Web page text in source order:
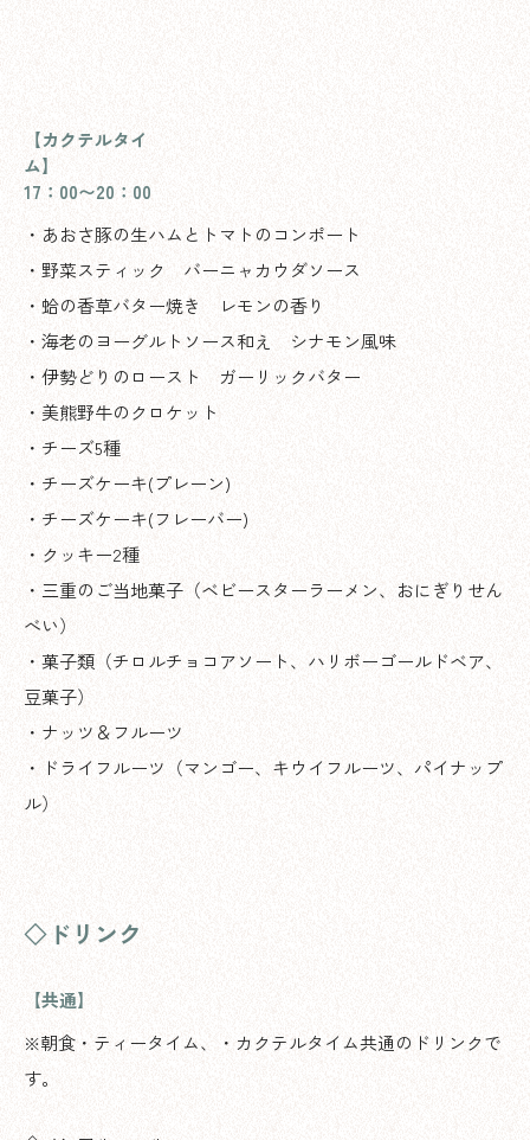
【カクテルタイ
ム】
17：00〜20：00
・あおさ豚の生ハムとトマトのコンポート
・野菜スティック バーニャカウダソース
・蛤の香草バター焼き レモンの香り
・海老のヨーグルトソース和え シナモン風味
・伊勢どりのロースト ガーリックバター
・美熊野牛のクロケット
・チーズ5種
・チーズケーキ(プレーン)
・チーズケーキ(フレーバー)
・クッキー2種
・三重のご当地菓子（ベビースターラーメン、おにぎりせん
べい）
・菓子類（チロルチョコアソート、ハリボーゴールドベア、
豆菓子）
・ナッツ＆フルーツ
・ドライフルーツ（マンゴー、キウイフルーツ、パイナップ
ル）
◇ドリンク
【共通】
※朝食・ティータイム、・カクテルタイム共通のドリンクで
す。